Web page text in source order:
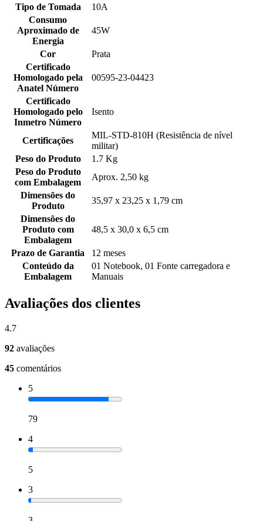
Tipo de Tomada
10A
Consumo
Aproximado de
Energia
45W
Cor
Prata
Certificado
Homologado pela
Anatel Número
00595-23-04423
Certificado
Homologado pelo
Inmetro Número
Isento
Certificações
MIL-STD-810H (Resistência de nível
militar)
Peso do Produto
1.7 Kg
Peso do Produto
com Embalagem
Aprox. 2,50 kg
Dimensões do
Produto
35,97 x 23,25 x 1,79 cm
Dimensões do
Produto com
Embalagem
48,5 x 30,0 x 6,5 cm
Prazo de Garantia
12 meses
Conteúdo da
Embalagem
01 Notebook, 01 Fonte carregadora e
Manuais
Avaliações dos clientes
4.7
92 avaliações
45 comentários
5
79
4
5
3